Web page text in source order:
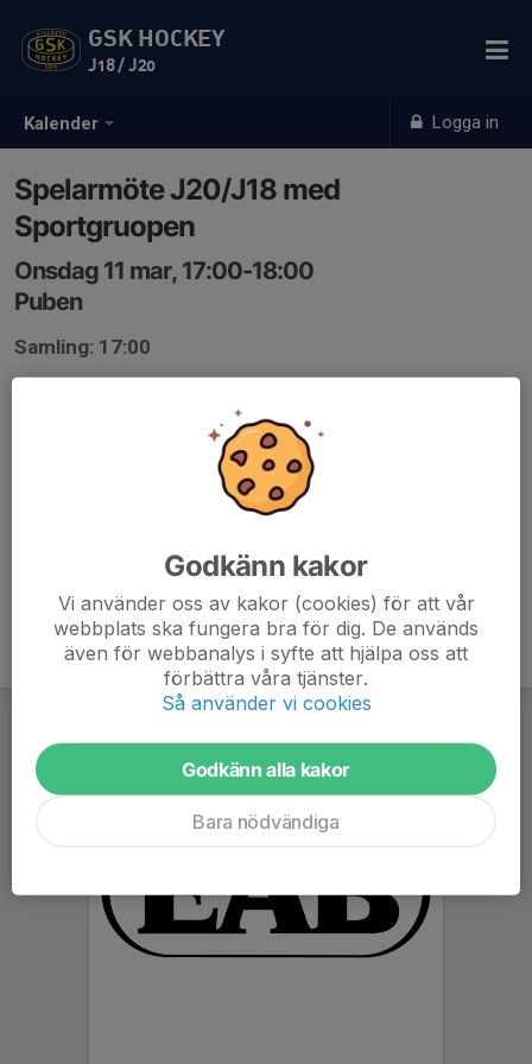
Kalender Logga in
GSK HOCKEY
J18 / J20
Spelarmöte J20/J18 med
Sportgruopen
Onsdag 11 mar, 17:00-18:00
Puben
Samling: 17:00
Godkänn kakor
Vi använder oss av kakor (cookies) för att vår
webbplats ska fungera bra för dig. De används
även för webbanalys i syfte att hjälpa oss att
förbättra våra tjänster.
Så använder vi cookies
Godkänn alla kakor
Bara nödvändiga